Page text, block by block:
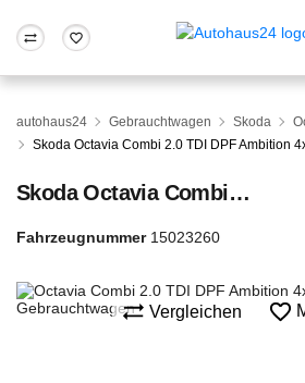
Zum Antrag
Wir bewerten dein Auto
Alle Fragen &
Rund um die
Frankfurt Wuppertal
autohaus24 Gebrauchtwagen Skoda
Skoda Octavia Combi 2.0 TDI DPF Ambition
Skoda Octavia Combi 2.0 TDI DPF Ambition 4x4 (EURO 6d)
Fahrzeugnummer 15023260
Vergleichen